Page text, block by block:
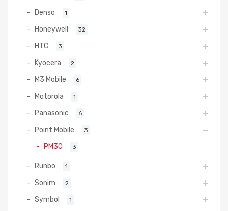
Denso 1
Honeywell 32
HTC 3
Kyocera 2
M3 Mobile 6
Motorola 1
Panasonic 6
Point Mobile 3
PM30 3
Runbo 1
Sonim 2
Symbol 1